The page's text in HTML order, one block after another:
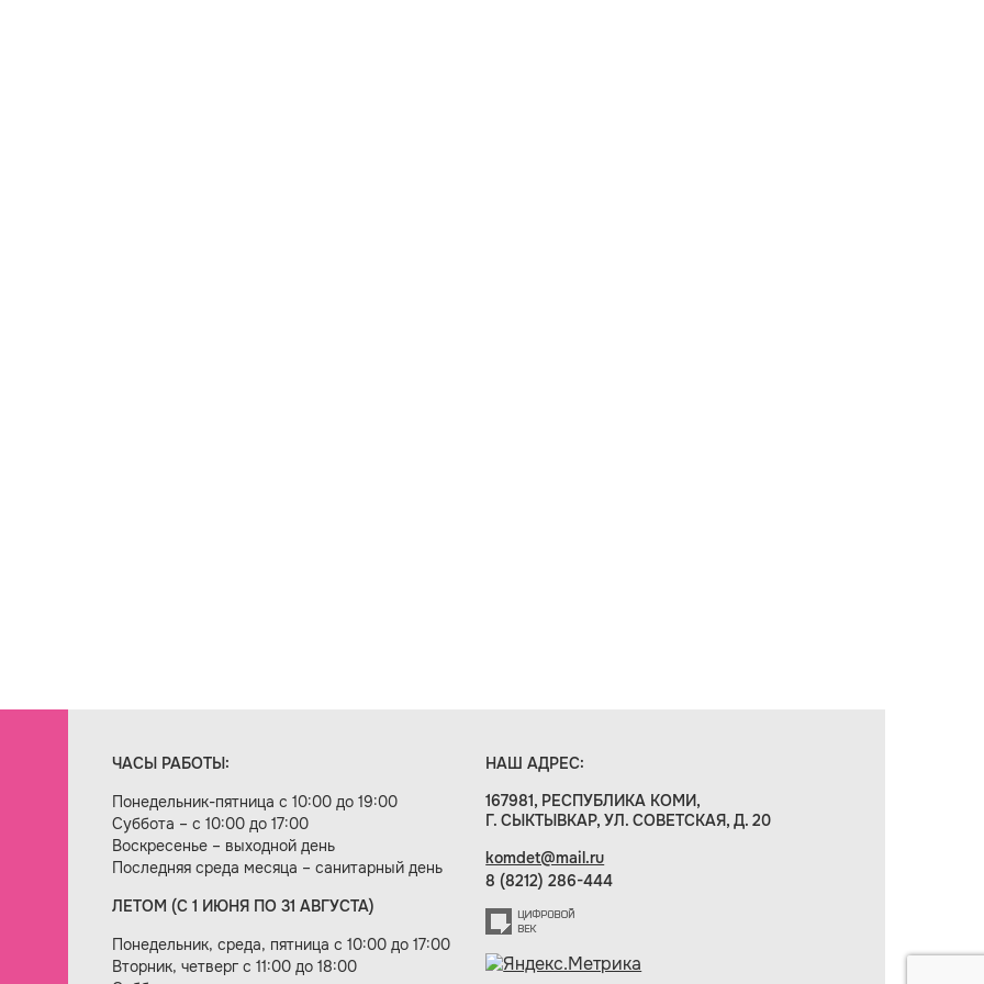
ЧАСЫ РАБОТЫ:
Понедельник-пятница с 10:00 до 19:00
Суббота – с 10:00 до 17:00
Воскресенье – выходной день
Последняя среда месяца – санитарный день
ЛЕТОМ (С 1 ИЮНЯ ПО 31 АВГУСТА)
Понедельник, среда, пятница с 10:00 до 17:00
Вторник, четверг с 11:00 до 18:00
НАШ АДРЕС:
167981, РЕСПУБЛИКА КОМИ,
Г. СЫКТЫВКАР, УЛ. СОВЕТСКАЯ, Д. 20
komdet@mail.ru
8 (8212) 286-444
сайта — веб-студия «Цифровой век»